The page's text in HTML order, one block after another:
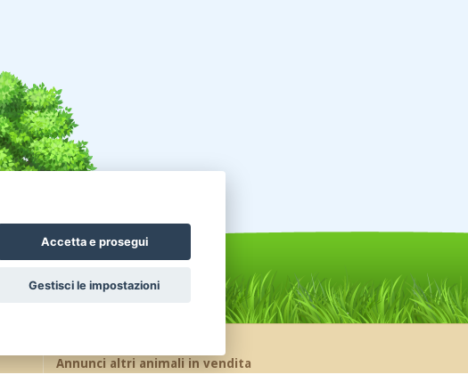
Annunci altri animali in vendita
Accetta e prosegui
Gestisci le impostazioni